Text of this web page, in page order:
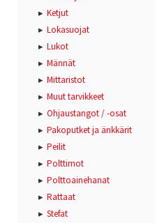
Ketjut
Lokasuojat
Lukot
Männät
Mittaristot
Muut tarvikkeet
Ohjaustangot / -osat
Pakoputket ja änkkärit
Peilit
Polttimot
Polttoainehanat
Rattaat
Stefat